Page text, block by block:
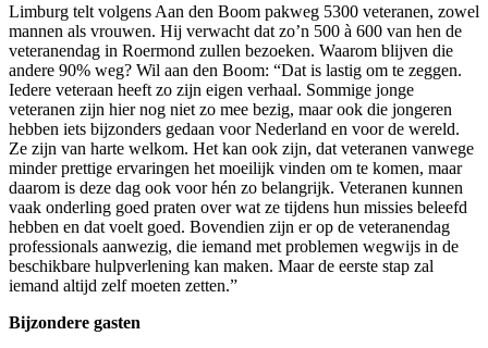
Limburg telt volgens Aan den Boom pakweg 5300 veteranen, zowel
mannen als vrouwen. Hij verwacht dat zo’n 500 à 600 van hen de
veteranendag in Roermond zullen bezoeken. Waarom blijven die
andere 90% weg? Wil aan den Boom: “Dat is lastig om te zeggen.
Iedere veteraan heeft zo zijn eigen verhaal. Sommige jonge
veteranen zijn hier nog niet zo mee bezig, maar ook die jongeren
hebben iets bijzonders gedaan voor Nederland en voor de wereld.
Ze zijn van harte welkom. Het kan ook zijn, dat veteranen vanwege
minder prettige ervaringen het moeilijk vinden om te komen, maar
daarom is deze dag ook voor hén zo belangrijk. Veteranen kunnen
vaak onderling goed praten over wat ze tijdens hun missies beleefd
hebben en dat voelt goed. Bovendien zijn er op de veteranendag
professionals aanwezig, die iemand met problemen wegwijs in de
beschikbare hulpverlening kan maken. Maar de eerste stap zal
iemand altijd zelf moeten zetten.”
Bijzondere gasten